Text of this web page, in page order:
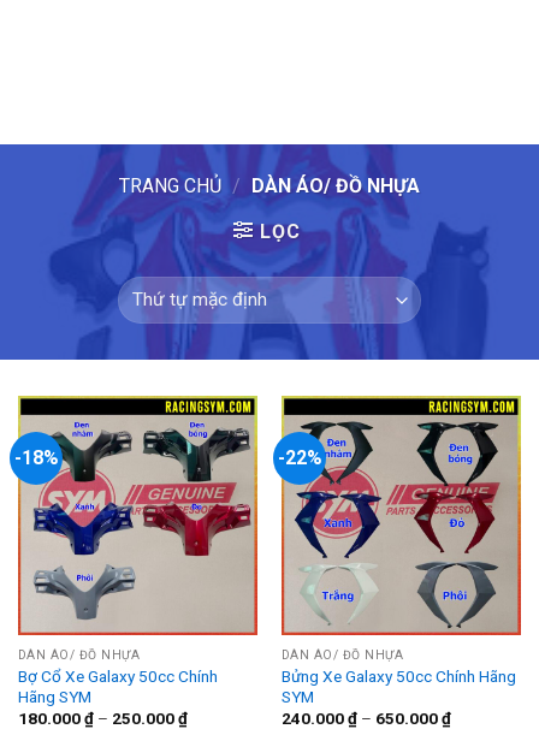
TRANG CHỦ / DÀN ÁO/ ĐỒ NHỰA
LỌC
-18%
DÀN ÁO/ ĐỒ NHỰA
Bợ Cổ Xe Galaxy 50cc Chính
Hãng SYM
180.000₫– 250.000₫
-22%
DÀN ÁO/ ĐỒ NHỰA
Bửng Xe Galaxy 50cc Chính Hãng
SYM
240.000₫– 650.000₫